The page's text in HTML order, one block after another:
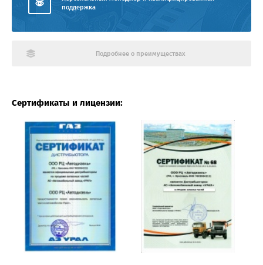
поддержка
Подробнее о преимуществах
Сертификаты и лицензии: